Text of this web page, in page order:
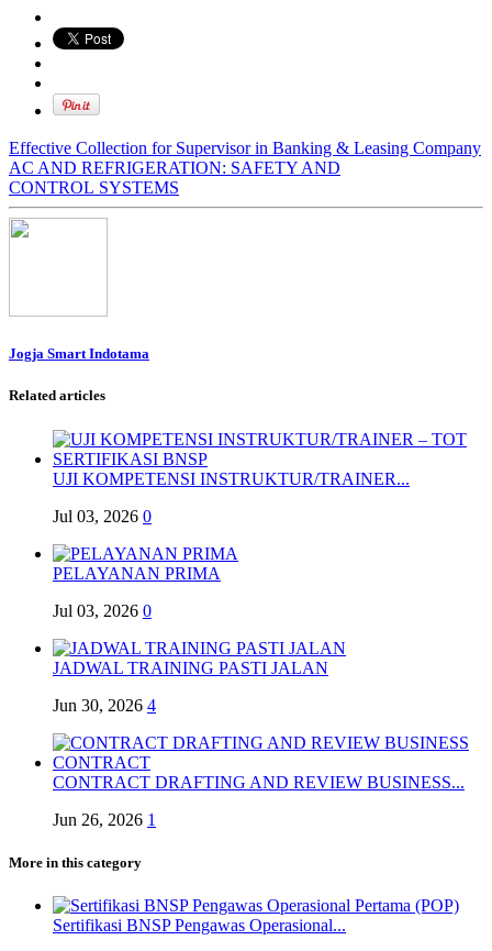
Effective Collection for Supervisor in Banking & Leasing Company
AC AND REFRIGERATION: SAFETY AND
CONTROL SYSTEMS
Jogja Smart Indotama
Related articles
UJI KOMPETENSI INSTRUKTUR/TRAINER...
Jul 03, 2026 0
PELAYANAN PRIMA
Jul 03, 2026 0
JADWAL TRAINING PASTI JALAN
Jun 30, 2026 4
CONTRACT DRAFTING AND REVIEW BUSINESS...
Jun 26, 2026 1
More in this category
Sertifikasi BNSP Pengawas Operasional...